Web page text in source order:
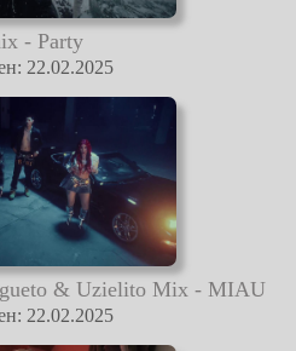
- Party
22.02.2025
& Uzielito Mix - MIAU
22.02.2025